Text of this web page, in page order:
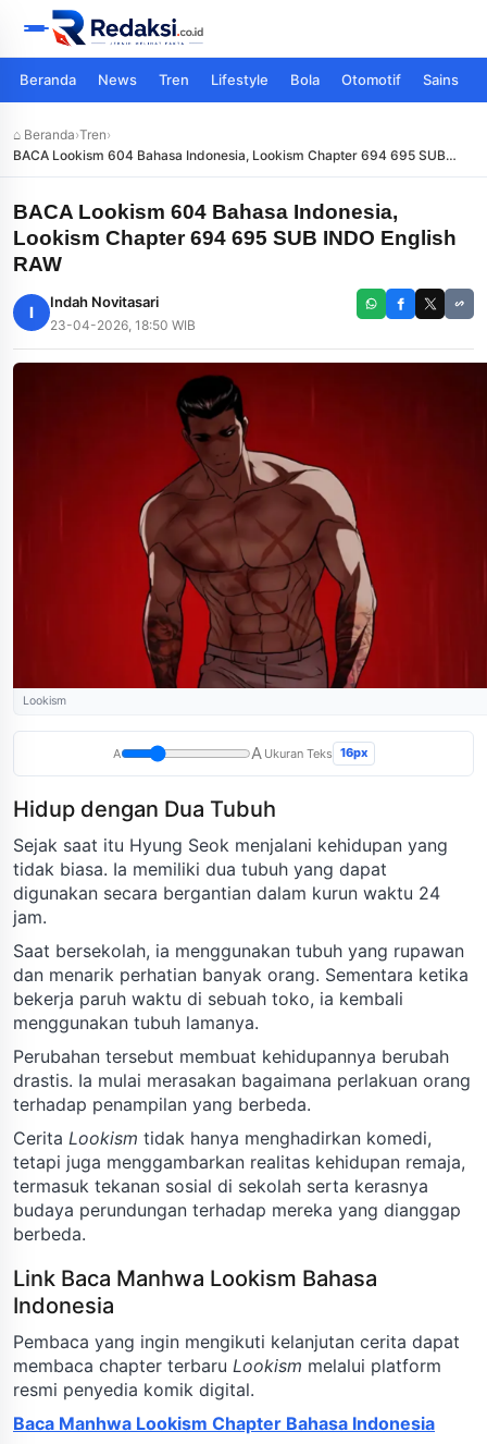
Beranda News Tren Lifestyle Bola Otomotif Sains
⌂ Beranda›Tren›
BACA Lookism 604 Bahasa Indonesia, Lookism Chapter 694 695 SUB
INDO English RAW
BACA Lookism 604 Bahasa Indonesia,
Lookism Chapter 694 695 SUB INDO English
RAW
I
Indah Novitasari
23-04-2026, 18:50 WIB
Lookism
A A Ukuran Teks 16px
Hidup dengan Dua Tubuh
Sejak saat itu Hyung Seok menjalani kehidupan yang
tidak biasa. Ia memiliki dua tubuh yang dapat
digunakan secara bergantian dalam kurun waktu 24
jam.
Saat bersekolah, ia menggunakan tubuh yang rupawan
dan menarik perhatian banyak orang. Sementara ketika
bekerja paruh waktu di sebuah toko, ia kembali
menggunakan tubuh lamanya.
Perubahan tersebut membuat kehidupannya berubah
drastis. Ia mulai merasakan bagaimana perlakuan orang
terhadap penampilan yang berbeda.
Cerita Lookism tidak hanya menghadirkan komedi,
tetapi juga menggambarkan realitas kehidupan remaja,
termasuk tekanan sosial di sekolah serta kerasnya
budaya perundungan terhadap mereka yang dianggap
berbeda.
Link Baca Manhwa Lookism Bahasa
Indonesia
Pembaca yang ingin mengikuti kelanjutan cerita dapat
membaca chapter terbaru Lookism melalui platform
resmi penyedia komik digital.
Baca Manhwa Lookism Chapter Bahasa Indonesia